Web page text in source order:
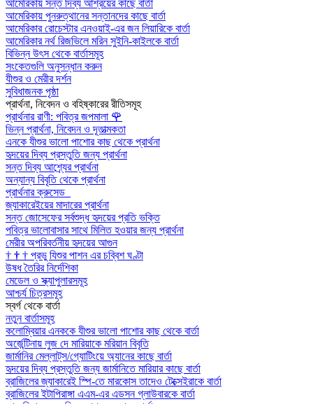
আমেরিকায় সন্ত দিব্য আশ্রয়ের কাছে বার্তা
আমেরিকায় পুনরুত্থানের সন্তানদের কাছে বার্তা
আমেরিকার রোচেস্টার এনওয়াই-এর জন লিয়ারিকে বার্তা
আমেরিকার নর্থ রিজভিলে মরিন সুইনি-কাইলকে বার্তা
বিভিন্ন উৎস থেকে বার্তাসমূহ
সংকেতগুলি অনুসন্ধান করুন
যীশুর ও মেরীর দর্শন
সুবিধাজনক পৃষ্ঠা
প্রার্থনা, নিবেদন ও বহিষ্কারের রীতিসমূহ
প্রার্থনার রাণী: পবিত্র জপমালা 🌹
ভিন্ন প্রার্থনা, নিবেদন ও দূতাত্মকতা
এনকে যীশুর ভালো পাশোর কাছ থেকে প্রার্থনা
হৃদয়ের দিব্য প্রস্তুতি জন্য প্রার্থনা
সন্ত দিব্য আশ্র্যের প্রার্থনা
অন্যান্য বিবৃতি থেকে প্রার্থনা
প্রার্থনার ক্রুসেড
জ্যাকারেইয়ের মাদারের প্রার্থনা
সন্ত জোসেফের সর্বশুদ্ধ হৃদয়ের প্রতি ভক্তি
পবিত্র ভালোবাসার সাথে মিলিত হওয়ার জন্য প্রার্থনা
মেরীর অপরিবর্তনীয় হৃদয়ের আগুন
† † † প্রভু যিশুর পাশন এর চব্বিশ ঘণ্টা
উষধ তৈরির নির্দেশিকা
মেডেল ও স্ক্যাপুলারসমূহ
আশ্চর্য চিত্রসমূহ
স্বর্গ থেকে বার্তা
নতুন বার্তাসমূহ
কলোম্বিয়ার এনককে যীশুর ভালো পাশোর কাছ থেকে বার্তা
অর্জেন্টিনায় লুজ দে মারিয়াকে মরিয়ান বিবৃতি
জার্মানির মেল্লাট্‌স/গ্যোটিংয়ে অ্যানের কাছে বার্তা
হৃদয়ের দিব্য প্রস্তুতি জন্য জার্মানিতে মারিয়ার কাছে বার্তা
ব্রাজিলের জ্যাকারেই স্পি-তে মারকোস তাদেও টেক্সেইরাকে বার্তা
ব্রাজিলের ইটাপিরাঙ্গা এএম-এর এডসন গ্লাউবারকে বার্তা